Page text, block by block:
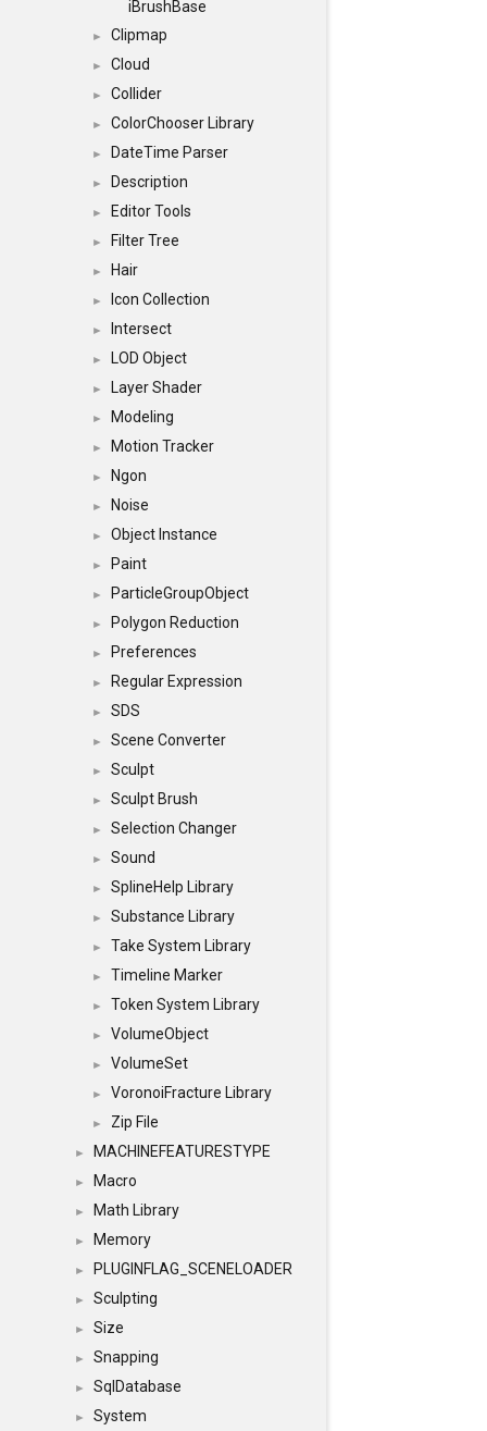
iBrushBase
► Clipmap
► Cloud
► Collider
► ColorChooser Library
► DateTime Parser
► Description
► Editor Tools
► Filter Tree
► Hair
► Icon Collection
► Intersect
► LOD Object
► Layer Shader
► Modeling
► Motion Tracker
► Ngon
► Noise
► Object Instance
► Paint
► ParticleGroupObject
► Polygon Reduction
► Preferences
► Regular Expression
► SDS
► Scene Converter
► Sculpt
► Sculpt Brush
► Selection Changer
► Sound
► SplineHelp Library
► Substance Library
► Take System Library
► Timeline Marker
► Token System Library
► VolumeObject
► VolumeSet
► VoronoiFracture Library
► Zip File
► MACHINEFEATURESTYPE
► Macro
► Math Library
► Memory
► PLUGINFLAG_SCENELOADER
► Sculpting
► Size
► Snapping
► SqlDatabase
► System